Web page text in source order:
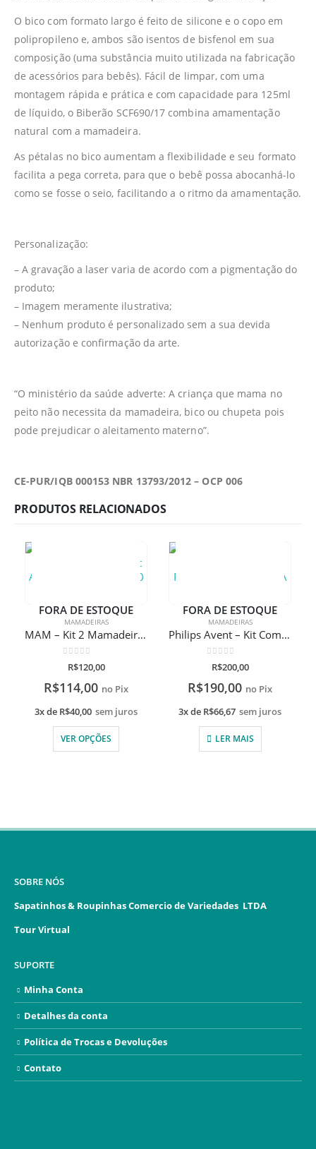
O bico com formato largo é feito de silicone e o copo em
polipropileno e, ambos são isentos de bisfenol em sua
composição (uma substância muito utilizada na fabricação
de acessórios para bebês). Fácil de limpar, com uma
montagem rápida e prática e com capacidade para 125ml
de líquido, o Biberão SCF690/17 combina amamentação
natural com a mamadeira.
As pétalas no bico aumentam a flexibilidade e seu formato
facilita a pega correta, para que o bebê possa abocanhá-lo
como se fosse o seio, facilitando a o ritmo da amamentação.
Personalização:
– A gravação a laser varia de acordo com a pigmentação do
produto;
– Imagem meramente ilustrativa;
– Nenhum produto é personalizado sem a sua devida
autorização e confirmação da arte.
“O ministério da saúde adverte: A criança que mama no
peito não necessita da mamadeira, bico ou chupeta pois
pode prejudicar o aleitamento materno”.
CE-PUR/IQB 000153 NBR 13793/2012 – OCP 006
PRODUTOS RELACIONADOS
FORA DE ESTOQUE
MAMADEIRAS
MAM – Kit 2 Mamadeiras Easy Start Anticólica 130 ml e 260 ml
de 5
R$120,00
R$114,00 no Pix
3x de R$40,00 sem juros
VER OPÇÕES
FORA DE ESTOQUE
MAMADEIRAS
Philips Avent – Kit Com 2 Mamadeiras Pétala Com Gravação A Laser
de 5
R$200,00
R$190,00 no Pix
3x de R$66,67 sem juros
LER MAIS
SOBRE NÓS
Sapatinhos & Roupinhas Comercio de Variedades LTDA
Tour Virtual
SUPORTE
Minha Conta
Detalhes da conta
Política de Trocas e Devoluções
Contato